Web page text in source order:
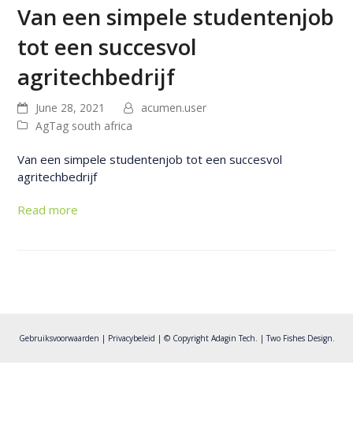
Van een simpele studentenjob
tot een succesvol
agritechbedrijf
June 28, 2021
acumen.user
AgTag south africa
Van een simpele studentenjob tot een succesvol
agritechbedrijf
Read more
Gebruiksvoorwaarden | Privacybeleid | © Copyright Adagin Tech. |Two Fishes Design